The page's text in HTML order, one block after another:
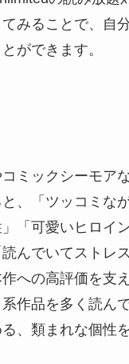
みることで、自
ができます。
ミックシーモア
、「ツッコミな
「可愛いヒロイ
んでいてストレ
への高評価を支
作品を多く読ん
、類まれな個性